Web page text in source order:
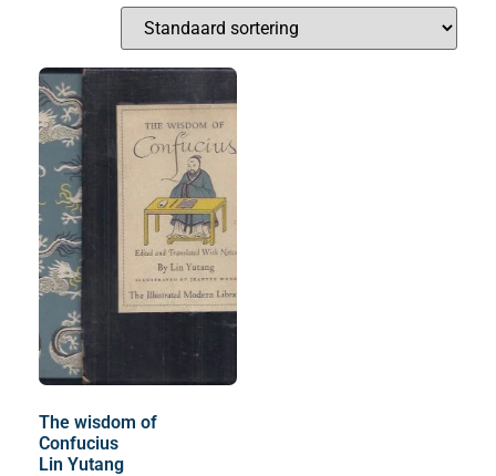
The wisdom of
Confucius
Lin Yutang